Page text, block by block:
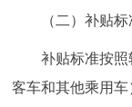
（二）补贴标
补贴标准按照
客车和其他乘用